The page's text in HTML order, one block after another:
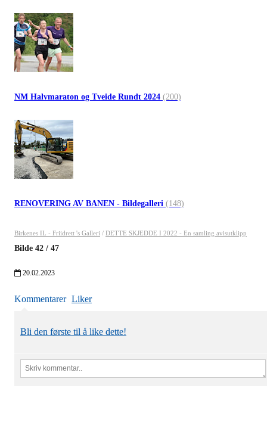
NM Halvmaraton og Tveide Rundt 2024 (200)
RENOVERING AV BANEN - Bildegalleri (148)
Birkenes IL - Friidrett 's Galleri / DETTE SKJEDDE I 2022 - En samling avisutklipp
Bilde 42 / 47
20.02.2023
Kommentarer Liker
Bli den første til å like dette!